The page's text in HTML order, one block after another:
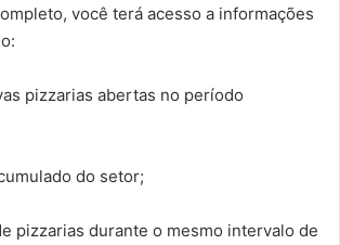
você terá acesso a informações
pizzarias abertas no período
do setor;
pizzarias durante o mesmo intervalo de